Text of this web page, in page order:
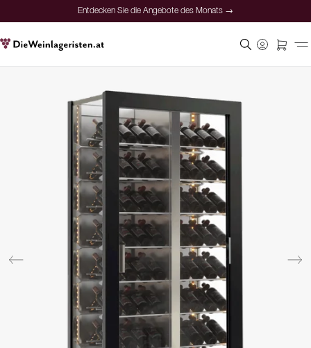
Entdecken Sie die Angebote des Monats →